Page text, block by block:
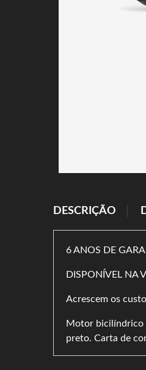
DESCRIÇÃO
6 ANOS DE
DISPONÍVEL NA
Acrescem os
Motor bicilíndrico
preto. Carta de